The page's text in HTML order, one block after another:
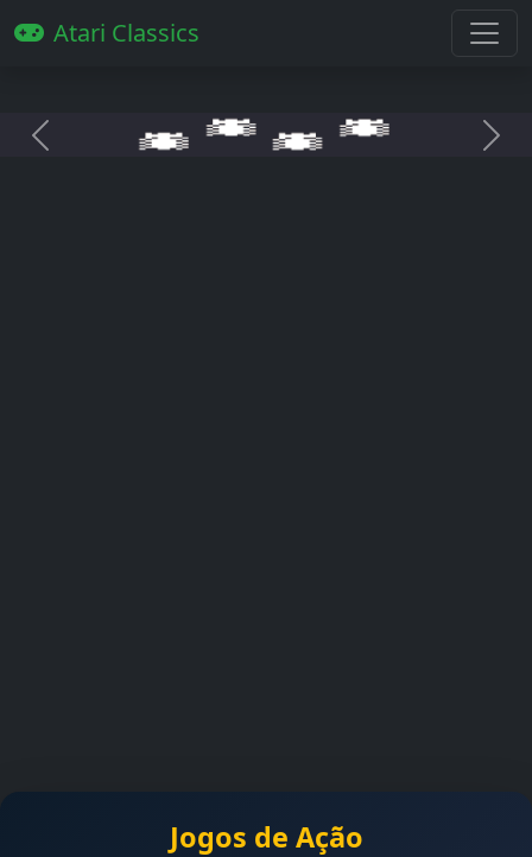
Atari Classics
Anterior
Jogos de Ação